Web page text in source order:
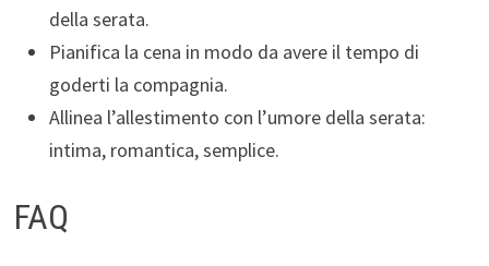
della serata.
Pianifica la cena in modo da avere il tempo di
goderti la compagnia.
Allinea l’allestimento con l’umore della serata:
intima, romantica, semplice.
FAQ